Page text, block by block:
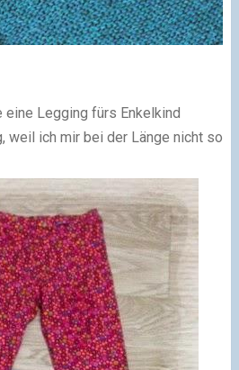
eine Legging fürs Enkelkind
weil ich mir bei der Länge nicht so